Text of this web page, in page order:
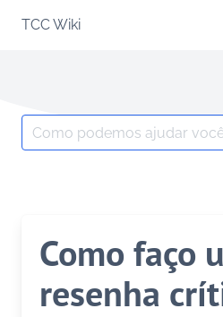
TCC Wiki
Search
for:
Como faço
resenha